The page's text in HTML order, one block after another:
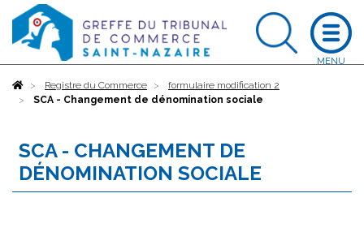
AccueilRegistre du Commerce
formulaire modification 2
SCA - Changement de dénomination sociale
SCA - CHANGEMENT DE
DÉNOMINATION SOCIALE